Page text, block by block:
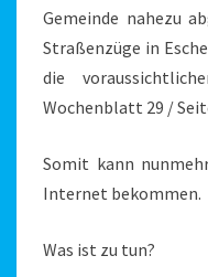
Gemeinde nahezu
Straßenzüge in
die
Wochenblatt 29 /
Somit kann
Internet bekommen.
Was ist zu tun?